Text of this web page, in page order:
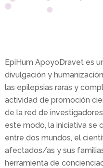
EpiHum ApoyoDravet es
divulgación y
las epilepsias raras y
actividad de promoción
de la red de
este modo, la iniciativa se
entre dos mundos, el
afectados/as y sus
herramienta de